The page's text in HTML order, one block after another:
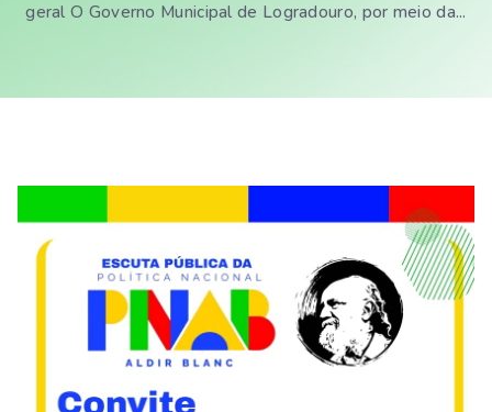
geral O Governo Municipal de Logradouro, por meio da...